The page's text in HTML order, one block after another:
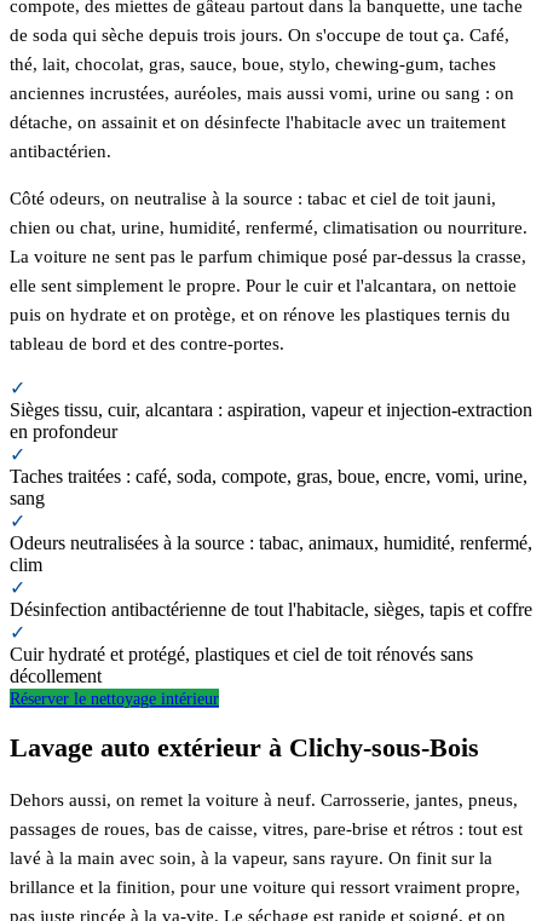
compote, des miettes de gâteau partout dans la banquette, une tache
de soda qui sèche depuis trois jours. On s'occupe de tout ça. Café,
thé, lait, chocolat, gras, sauce, boue, stylo, chewing-gum, taches
anciennes incrustées, auréoles, mais aussi vomi, urine ou sang : on
détache, on assainit et on désinfecte l'habitacle avec un traitement
antibactérien.
Côté odeurs, on neutralise à la source : tabac et ciel de toit jauni,
chien ou chat, urine, humidité, renfermé, climatisation ou nourriture.
La voiture ne sent pas le parfum chimique posé par-dessus la crasse,
elle sent simplement le propre. Pour le cuir et l'alcantara, on nettoie
puis on hydrate et on protège, et on rénove les plastiques ternis du
tableau de bord et des contre-portes.
✓
Sièges tissu, cuir, alcantara : aspiration, vapeur et injection-extraction
en profondeur
✓
Taches traitées : café, soda, compote, gras, boue, encre, vomi, urine,
sang
✓
Odeurs neutralisées à la source : tabac, animaux, humidité, renfermé,
clim
✓
Désinfection antibactérienne de tout l'habitacle, sièges, tapis et coffre
✓
Cuir hydraté et protégé, plastiques et ciel de toit rénovés sans
décollement
Réserver le nettoyage intérieur
Lavage auto extérieur à Clichy-sous-Bois
Dehors aussi, on remet la voiture à neuf. Carrosserie, jantes, pneus,
passages de roues, bas de caisse, vitres, pare-brise et rétros : tout est
lavé à la main avec soin, à la vapeur, sans rayure. On finit sur la
brillance et la finition, pour une voiture qui ressort vraiment propre,
pas juste rincée à la va-vite. Le séchage est rapide et soigné, et on